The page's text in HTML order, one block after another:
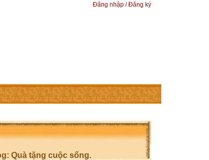
Đăng nhập / Đăng ký
Quà tặng cuộc sống.